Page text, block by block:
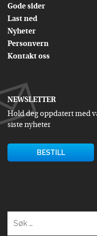
Gode sider
Last ned
Nyheter
Personvern
Kontakt oss
NEWSLETTER
Hold deg oppdatert med
siste nyheter
BESTILL